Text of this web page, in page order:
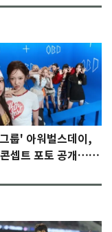
룹' 아워벌스데이,
셉트 포토 공개…청